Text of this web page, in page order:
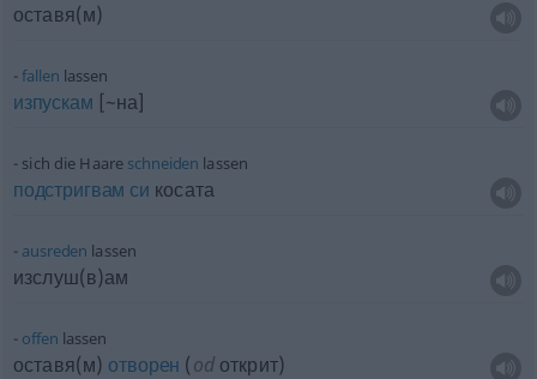
оставя(м)
fallen lassen
изпускам [~на]
sich die Haare schneiden lassen
подстригвам си косата
ausreden lassen
изслуш(в)ам
offen lassen
оставя(м) отворен (odоткрит)